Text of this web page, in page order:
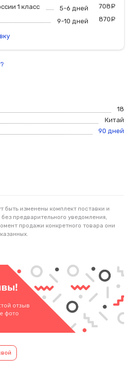
1 класс
5-6 дней 708
9-10 дней 870
18
Китай
90 дней
быть изменены комплект поставки и
предварительного уведомления,
продажи конкретного товара они